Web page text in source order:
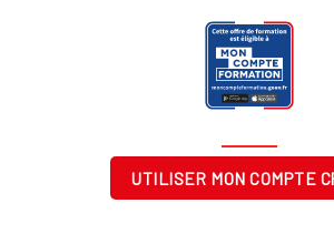
UTILISER MON COMPTE